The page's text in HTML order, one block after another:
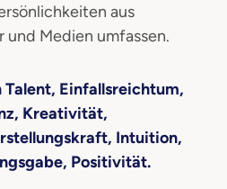
aus
und Medien umfassen.
Einfallsreichtum,
Kreativität,
Intuition,
Positivität.